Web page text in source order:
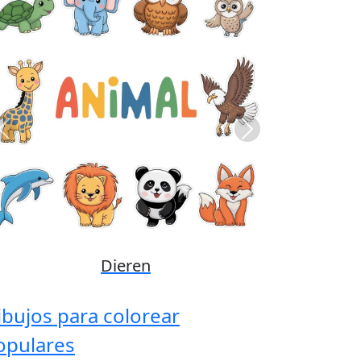
Disney
Previous Next
para colorear